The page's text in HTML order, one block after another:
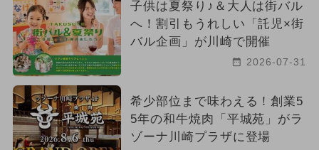
子供は夏祭り♪＆大人は街バル
へ！割引もうれしい「託児×街
バル企画」が川崎で開催
2026-07-31
希少部位まで味わえる！創業5
5年の和牛焼肉「平城苑」がラ
ゾーナ川崎プラザに登場